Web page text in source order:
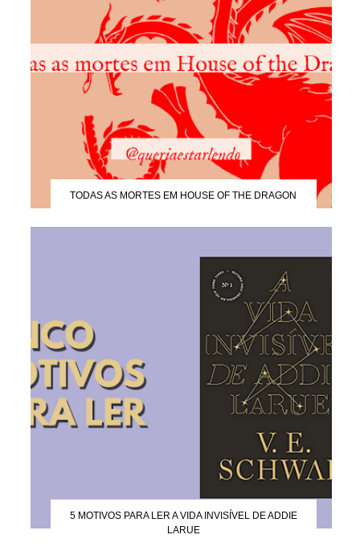
TODAS AS MORTES EM HOUSE OF THE DRAGON
5 MOTIVOS PARA LER A VIDA INVISÍVEL DE ADDIE
LARUE